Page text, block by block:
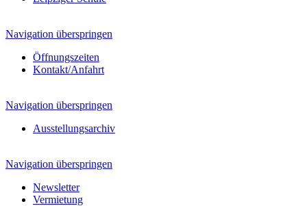
Navigation überspringen
Öffnungszeiten
Kontakt/Anfahrt
Navigation überspringen
Ausstellungsarchiv
Navigation überspringen
Newsletter
Vermietung